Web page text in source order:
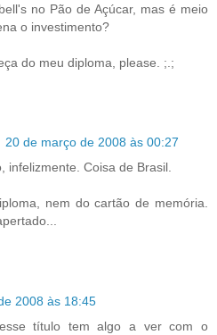
no Pão de Açúcar, mas é meio
o investimento?
do meu diploma, please. ;.;
20 de março de 2008 às 00:27
infelizmente. Coisa de Brasil.
nem do cartão de memória.
2008 às 18:45
título tem algo a ver com o